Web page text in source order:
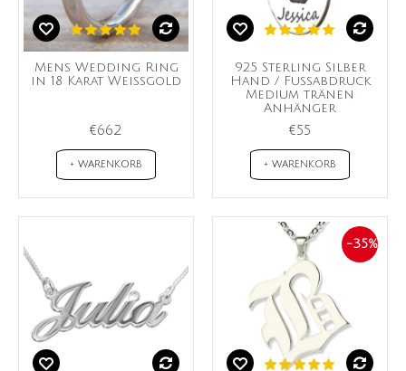
Mens Wedding Ring
in 18 Karat Weißgold
€662
+ WARENKORB
925 Sterling Silber
Hand / Fußabdruck
Medium tränen
Anhänger
€55
+ WARENKORB
-35%